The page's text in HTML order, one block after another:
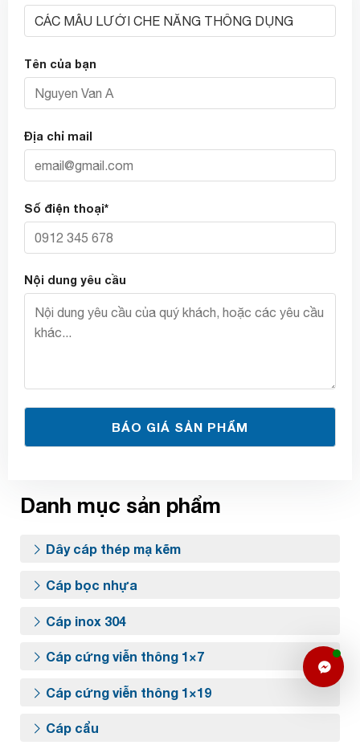
Tên của bạn
Địa chỉ mail
Số điện thoại*
Nội dung yêu cầu
Danh mục sản phẩm
Dây cáp thép mạ kẽm
Cáp bọc nhựa
Cáp inox 304
Cáp cứng viễn thông 1×7
Cáp cứng viễn thông 1×19
Cáp cẩu